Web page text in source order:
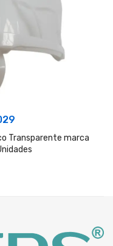
Current
price
is:
Transparente marca